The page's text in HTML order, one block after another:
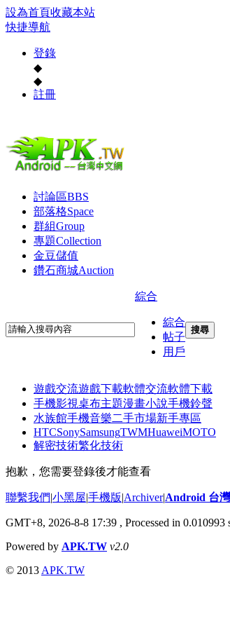
設為首頁收藏本站
快捷導航
登錄
◆
◆
註冊
討論區BBS
部落格Space
群組Group
專題Collection
金豆儲值
鑽石商城Auction
綜合
綜合
帖子
用戶
搜尋
遊戲交流遊戲下載軟體交流軟體下載
手機影視桌布主題漫畫小說手機鈴聲
水族館手機音樂二手市場新手專區
HTCSonySamsungTWMHuaweiMOTO
解密技術繁化技術
抱歉，您需要登錄後才能查看
聯繫我們|小黑屋|手機版|Archiver|Android 台
GMT+8, 2026-8-8 17:39 , Processed in
Powered by APK.TW v2.0
© 2013 APK.TW